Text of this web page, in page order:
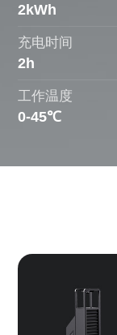
2kWh
充电时间
2h
工作温度
0-45℃